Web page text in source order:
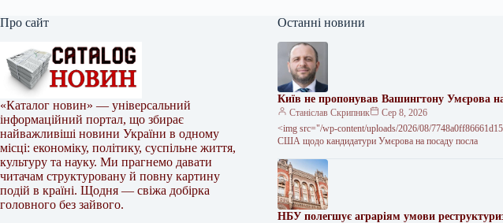
Про сайт
«Каталог новин» — універсальний
інформаційний портал, що збирає
найважливіші новини України в одному
місці: економіку, політику, суспільне життя,
культуру та науку. Ми прагнемо давати
читачам структуровану й повну картину
подій в країні. Щодня — свіжа добірка
головного без зайвого.
Останні новини
Київ не пропонував Вашингтону Умєрова
Станіслав Скрипник
Сер 8, 2026
<img src="/wp-content/uploads/2026/08/
США щодо кандидатури Умєрова на посаду посла
НБУ полегшує аграріям умови